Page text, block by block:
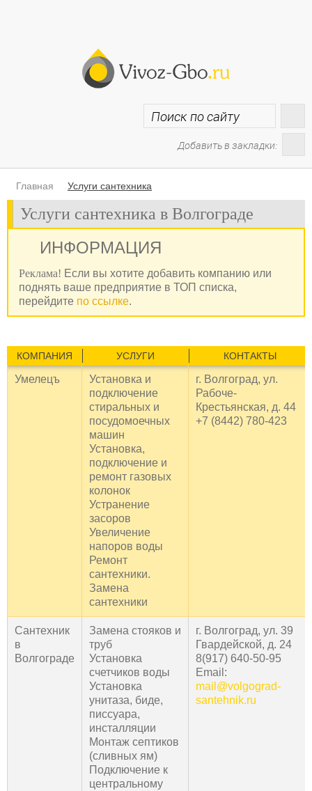
Добавить в закладки:
Главная Услуги сантехника
Услуги сантехника в Волгограде
ИНФОРМАЦИЯ
Реклама! Если вы хотите добавить компанию или
поднять ваше предприятие в ТОП списка,
перейдите по ссылке.
КОМПАНИЯ УСЛУГИ КОНТАКТЫ
Умелецъ
Установка и
подключение
стиральных и
посудомоечных
машин
Установка,
подключение и
ремонт газовых
колонок
Устранение
засоров
Увеличение
напоров воды
Ремонт
сантехники.
Замена
сантехники
г. Волгоград, ул.
Рабоче-
Крестьянская, д. 44
+7 (8442) 780-423
Сантехник
в
Волгограде
Замена стояков и
труб
Установка
счетчиков воды
Установка
унитаза, биде,
писсуара,
инсталляции
Монтаж септиков
(сливных ям)
Подключение к
центральному
г. Волгоград, ул. 39
Гвардейской, д. 24
8(917) 640-50-95
Email:
mail@volgograd-
santehnik.ru